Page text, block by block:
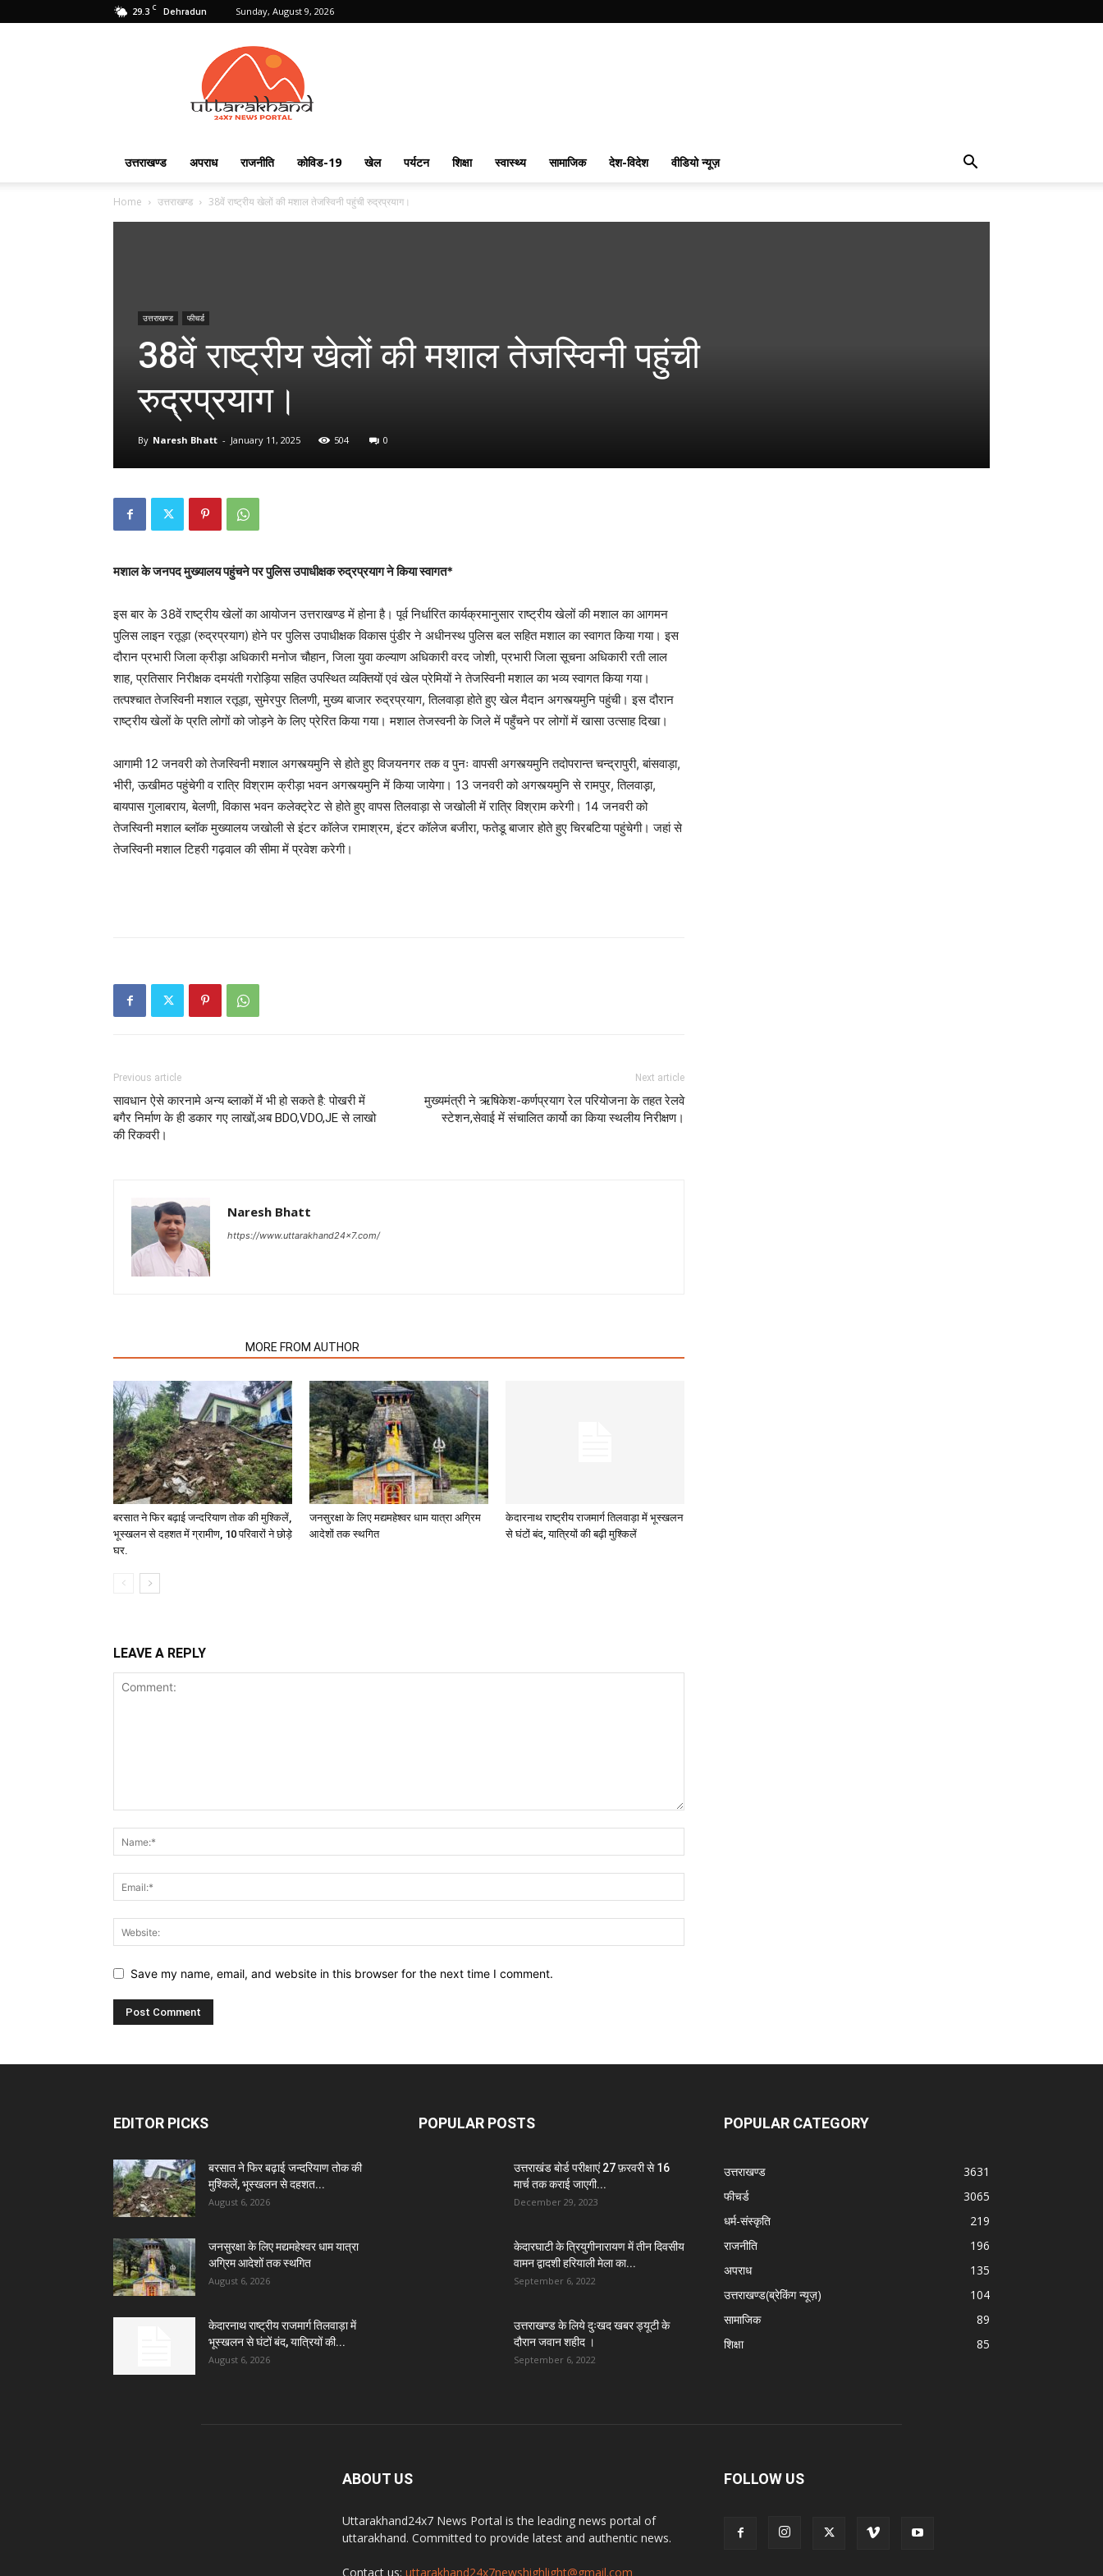
29.3 C Dehradun Sunday, August 9, 2026
Uttarakhand
24X7
उत्तराखण्ड अपराध राजनीति कोविड-19 खेल पर्यटन शिक्षा स्वास्थ्य सामाजिक देश-विदेश वीडियो न्यूज़
Home उत्तराखण्ड 38वें राष्ट्रीय खेलों की मशाल तेजस्विनी पहुंची रुद्रप्रयाग।
उत्तराखण्ड फीचर्ड
38वें राष्ट्रीय खेलों की मशाल तेजस्विनी पहुंची
रुद्रप्रयाग।
By Naresh Bhatt - January 11, 2025 504 0
मशाल के जनपद मुख्यालय पहुंचने पर पुलिस उपाधीक्षक रुद्रप्रयाग ने किया स्वागत*
इस बार के 38वें राष्ट्रीय खेलों का आयोजन उत्तराखण्ड में होना है। पूर्व निर्धारित कार्यक्रमानुसार राष्ट्रीय खेलों की मशाल का आगमन
पुलिस लाइन रतूड़ा (रुद्रप्रयाग) होने पर पुलिस उपाधीक्षक विकास पुंडीर ने अधीनस्थ पुलिस बल सहित मशाल का स्वागत किया गया। इस
दौरान प्रभारी जिला क्रीड़ा अधिकारी मनोज चौहान, जिला युवा कल्याण अधिकारी वरद जोशी, प्रभारी जिला सूचना अधिकारी रती लाल
शाह, प्रतिसार निरीक्षक दमयंती गरोड़िया सहित उपस्थित व्यक्तियों एवं खेल प्रेमियों ने तेजस्विनी मशाल का भव्य स्वागत किया गया।
तत्पश्चात तेजस्विनी मशाल रतूड़ा, सुमेरपुर तिलणी, मुख्य बाजार रुद्रप्रयाग, तिलवाड़ा होते हुए खेल मैदान अगस्त्यमुनि पहुंची। इस दौरान
राष्ट्रीय खेलों के प्रति लोगों को जोड़ने के लिए प्रेरित किया गया। मशाल तेजस्वनी के जिले में पहुँचने पर लोगों में खासा उत्साह दिखा।
आगामी 12 जनवरी को तेजस्विनी मशाल अगस्त्यमुनि से होते हुए विजयनगर तक व पुनः वापसी अगस्त्यमुनि तदोपरान्त चन्द्रापुरी, बांसवाड़ा,
भीरी, ऊखीमठ पहुंचेगी व रात्रि विश्राम क्रीड़ा भवन अगस्त्यमुनि में किया जायेगा। 13 जनवरी को अगस्त्यमुनि से रामपुर, तिलवाड़़ा,
बायपास गुलाबराय, बेलणी, विकास भवन कलेक्ट्रेट से होते हुए वापस तिलवाड़ा से जखोली में रात्रि विश्राम करेगी। 14 जनवरी को
तेजस्विनी मशाल ब्लॉक मुख्यालय जखोली से इंटर कॉलेज रामाश्रम, इंटर कॉलेज बजीरा, फतेडू बाजार होते हुए चिरबटिया पहुंचेगी। जहां से
तेजस्विनी मशाल टिहरी गढ़वाल की सीमा में प्रवेश करेगी।
Previous article
सावधान ऐसे कारनामे अन्य ब्लाकों में भी हो सकते है: पोखरी में
बगैर निर्माण के ही डकार गए लाखों,अब BDO,VDO,JE से लाखो
की रिकवरी।
Next article
मुख्यमंत्री ने ऋषिकेश-कर्णप्रयाग रेल परियोजना के तहत रेलवे
स्टेशन,सेवाई में संचालित कार्यो का किया स्थलीय निरीक्षण।
Naresh Bhatt
https://www.uttarakhand24x7.com/
MORE FROM AUTHOR
बरसात ने फिर बढ़ाई जन्दरियाण तोक की मुश्किलें,
भूस्खलन से दहशत में ग्रामीण, 10 परिवारों ने छोड़े
घर.
जनसुरक्षा के लिए मद्यमहेश्वर धाम यात्रा अग्रिम
आदेशों तक स्थगित
केदारनाथ राष्ट्रीय राजमार्ग तिलवाड़ा में भूस्खलन
से घंटों बंद, यात्रियों की बढ़ी मुश्किलें
LEAVE A REPLY
Save my name, email, and website in this browser for the next time I comment.
EDITOR PICKS
बरसात ने फिर बढ़ाई जन्दरियाण तोक की
मुश्किलें, भूस्खलन से दहशत...
August 6, 2026
जनसुरक्षा के लिए मद्यमहेश्वर धाम यात्रा
अग्रिम आदेशों तक स्थगित
August 6, 2026
केदारनाथ राष्ट्रीय राजमार्ग तिलवाड़ा में
भूस्खलन से घंटों बंद, यात्रियों की...
August 6, 2026
POPULAR POSTS
उत्तराखंड बोर्ड परीक्षाएं 27 फ़रवरी से 16
मार्च तक कराई जाएगी...
December 29, 2023
केदारघाटी के त्रियुगीनारायण में तीन दिवसीय
वामन द्वादशी हरियाली मेला का...
September 6, 2022
उत्तराखण्ड के लिये दुःखद खबर ड्यूटी के
दौरान जवान शहीद ।
September 6, 2022
POPULAR CATEGORY
उत्तराखण्ड
3631
फीचर्ड
3065
धर्म-संस्कृति
219
राजनीति
196
अपराध
135
उत्तराखण्ड(ब्रेकिंग न्यूज़)
104
सामाजिक
89
शिक्षा
85
ABOUT US
Uttarakhand24x7 News Portal is the leading news portal of
uttarakhand. Committed to provide latest and authentic news.
Contact us: uttarakhand24x7newshighlight@gmail.com
FOLLOW US